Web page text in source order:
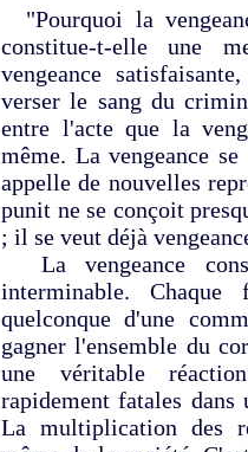
"Pourquoi la
constitue-t-elle une
vengeance
verser le sang du
entre l'acte que la
même. La vengeance
appelle de nouvelles
punit ne se conçoit
; il se veut déjà
La vengeance
interminable.
quelconque d'une
gagner l'ensemble du
une véritable
rapidement fatales dans
La multiplication des